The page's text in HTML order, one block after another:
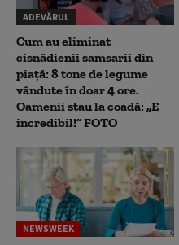
ADEVĂRUL
Cum au eliminat
cisnădienii samsarii din
piață: 8 tone de legume
vândute în doar 4 ore.
Oamenii stau la coadă: „E
incredibil!” FOTO
NEWSWEEK